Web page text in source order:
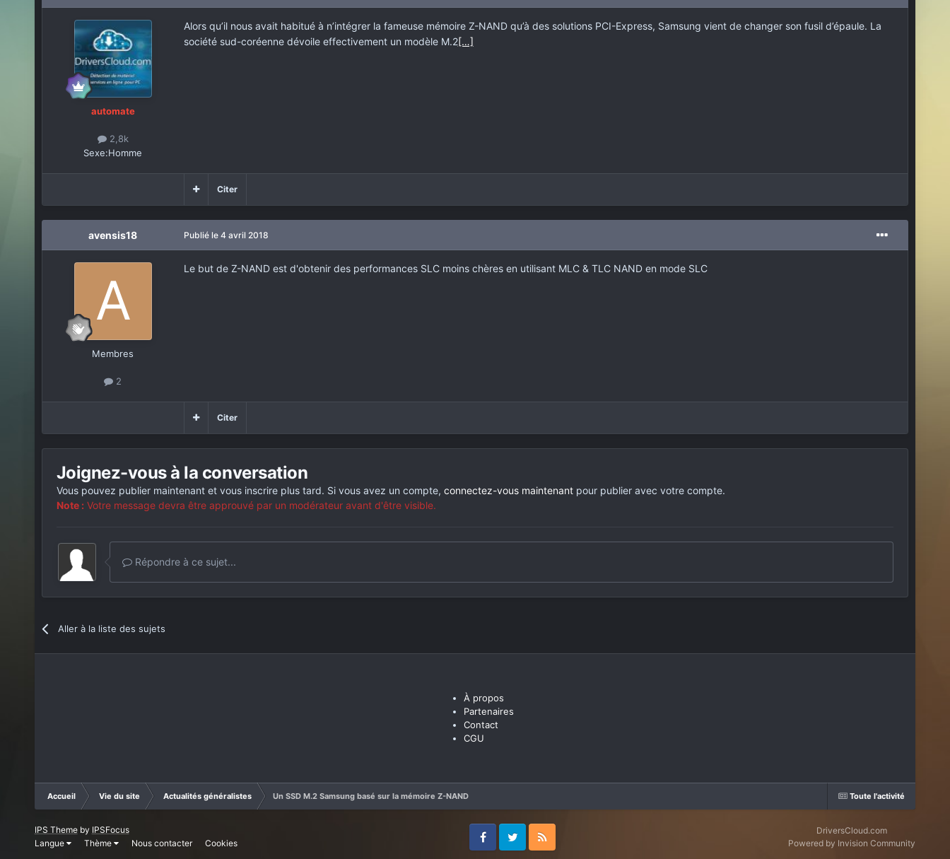
automate
2,8k
Sexe:Homme
Alors qu’il nous avait habitué à n’intégrer la fameuse mémoire Z-NAND qu’à des solutions PCI-Express, Samsung vient de changer son fusil d’épaule. La
société sud-coréenne dévoile effectivement un modèle M.2[…]
Citer
avensis18
Membres
2
Publié le 4 avril 2018
Le but de Z-NAND est d'obtenir des performances SLC moins chères en utilisant MLC & TLC NAND en mode SLC
Citer
Joignez-vous à la conversation
Vous pouvez publier maintenant et vous inscrire plus tard. Si vous avez un compte, connectez-vous maintenantpour publier avec votre compte.
Note : Votre message devra être approuvé par un modérateur avant d'être visible.
Répondre à ce sujet...
Aller à la liste des sujets
À propos
Partenaires
Contact
CGU
Toute l'activité
Accueil Vie du site Actualités généralistes Un SSD M.2 Samsung basé sur la mémoire Z-NAND
IPS Themeby IPSFocus
Langue
Thème Nous contacter Cookies
FacebookTwitter RSS
DriversCloud.com
Powered by Invision Community